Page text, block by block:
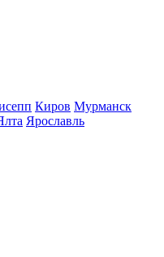
Киров Мурманск
Ярославль